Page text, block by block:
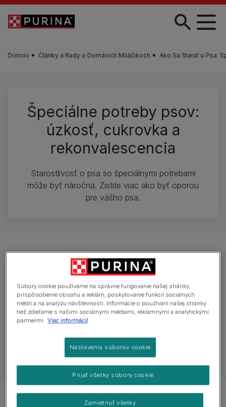
Skočiť na hlavný obsah
Domov Články a Rady o Domácich Miláčikoch Ako Sa Starať o Psa:
Špeciálne potreby psov:
úzkosť, cukrovka a
rekonvalescencia
Starostlivosť o psa so špeciálnymi potrebami
môže byť náročná. Zistite viac ako byť oporou
pre vášho psa.
Preskúmajte rady o zdraví psa
Všetky články o zdraví Každodenná
Zobraziť všetky články o psoch
Zobrazené 4 z 4 článkov
Súbory cookie používame na správne fungovanie našej stránky,
prispôsobenie obsahu a reklám, poskytovanie funkcií sociálnych
médií a na analýzu návštevnosti. Informácie o používaní našej stránky
tiež zdieľame s našimi sociálnymi médiami, reklamnými a analytickými
partnermi. Viac informácií
Nastavenia súborov cookie
Zamietnuť všetky
Prijať všetky súbory cookie